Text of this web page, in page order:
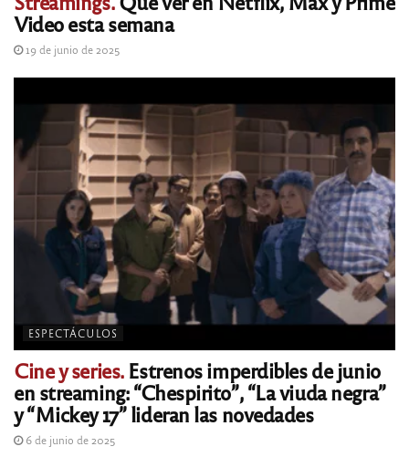
Video esta semana
19 de junio de 2025
ESPECTÁCULOS
Cine y series.Estrenos imperdibles de junio
en streaming: “Chespirito”, “La viuda negra”
y “Mickey 17” lideran las novedades
6 de junio de 2025